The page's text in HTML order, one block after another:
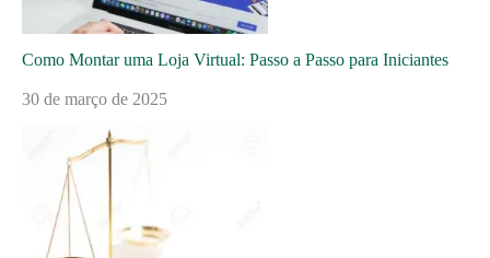
Como Montar uma Loja Virtual: Passo a Passo para Iniciantes
30 de março de 2025